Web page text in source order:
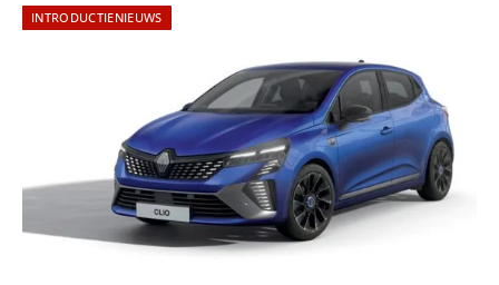
INTRODUCTIENIEUWS